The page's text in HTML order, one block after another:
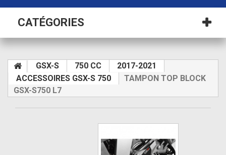
CATÉGORIES
GSX-S 750 CC
2017-2021
ACCESSOIRES GSX-S 750
TAMPON TOP BLOCK
GSX-S750 L7